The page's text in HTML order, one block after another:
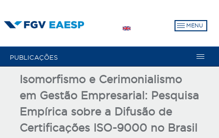
para
MENU
PUBLICAÇÕES
Isomorfismo e Cerimonialismo
em Gestão Empresarial: Pesquisa
Empírica sobre a Difusão de
Certificações ISO-9000 no Brasil